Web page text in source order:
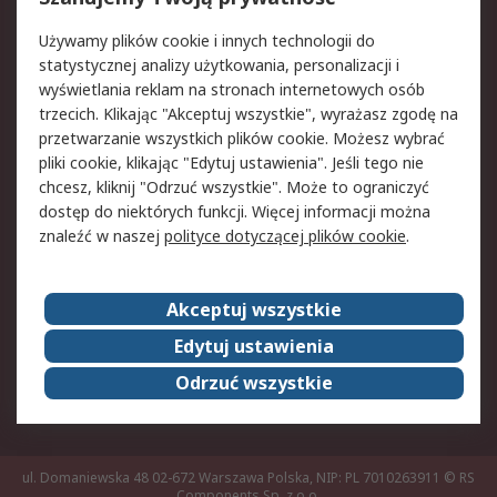
Aspekty prawne
Bezpieczeństwo e-
maila
Polityka dotycząca
plików cookie
Polityka prywatności
Użytkowanie witryny
Zastrzeżenia prawne
Warunki Sprzedaży
Kontakt
O firmie RS
RS na świecie
Kariera
Nagrody dla RS
ESG
ul. Domaniewska 48 02-672 Warszawa Polska, NIP: PL 7010263911 © RS
Używamy plików cookie i innych technologii do
statystycznej analizy użytkowania, personalizacji i
wyświetlania reklam na stronach internetowych osób
trzecich. Klikając "Akceptuj wszystkie", wyrażasz zgodę na
przetwarzanie wszystkich plików cookie. Możesz wybrać
pliki cookie, klikając "Edytuj ustawienia". Jeśli tego nie
chcesz, kliknij "Odrzuć wszystkie". Może to ograniczyć
dostęp do niektórych funkcji. Więcej informacji można
znaleźć w naszej polityce dotyczącej plików cookie.
Akceptuj wszystkie
Edytuj ustawienia
Odrzuć wszystkie